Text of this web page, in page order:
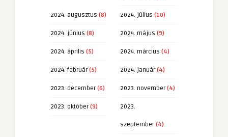
2024. augusztus (8) 2024. július (10)
2024. június (8) 2024. május (9)
2024. április (5) 2024. március (4)
2024. február(5) 2024. január(4)
2023. december(6) 2023. november(4)
2023. október(9) 2023.
szeptember(4)